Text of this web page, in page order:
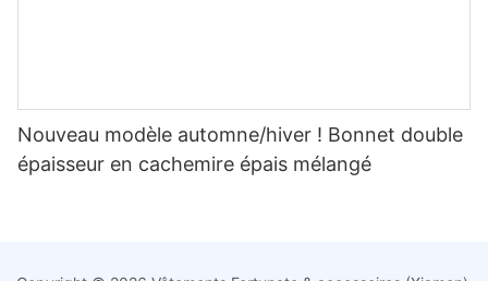
Nouveau modèle automne/hiver ! Bonnet double
épaisseur en cachemire épais mélangé